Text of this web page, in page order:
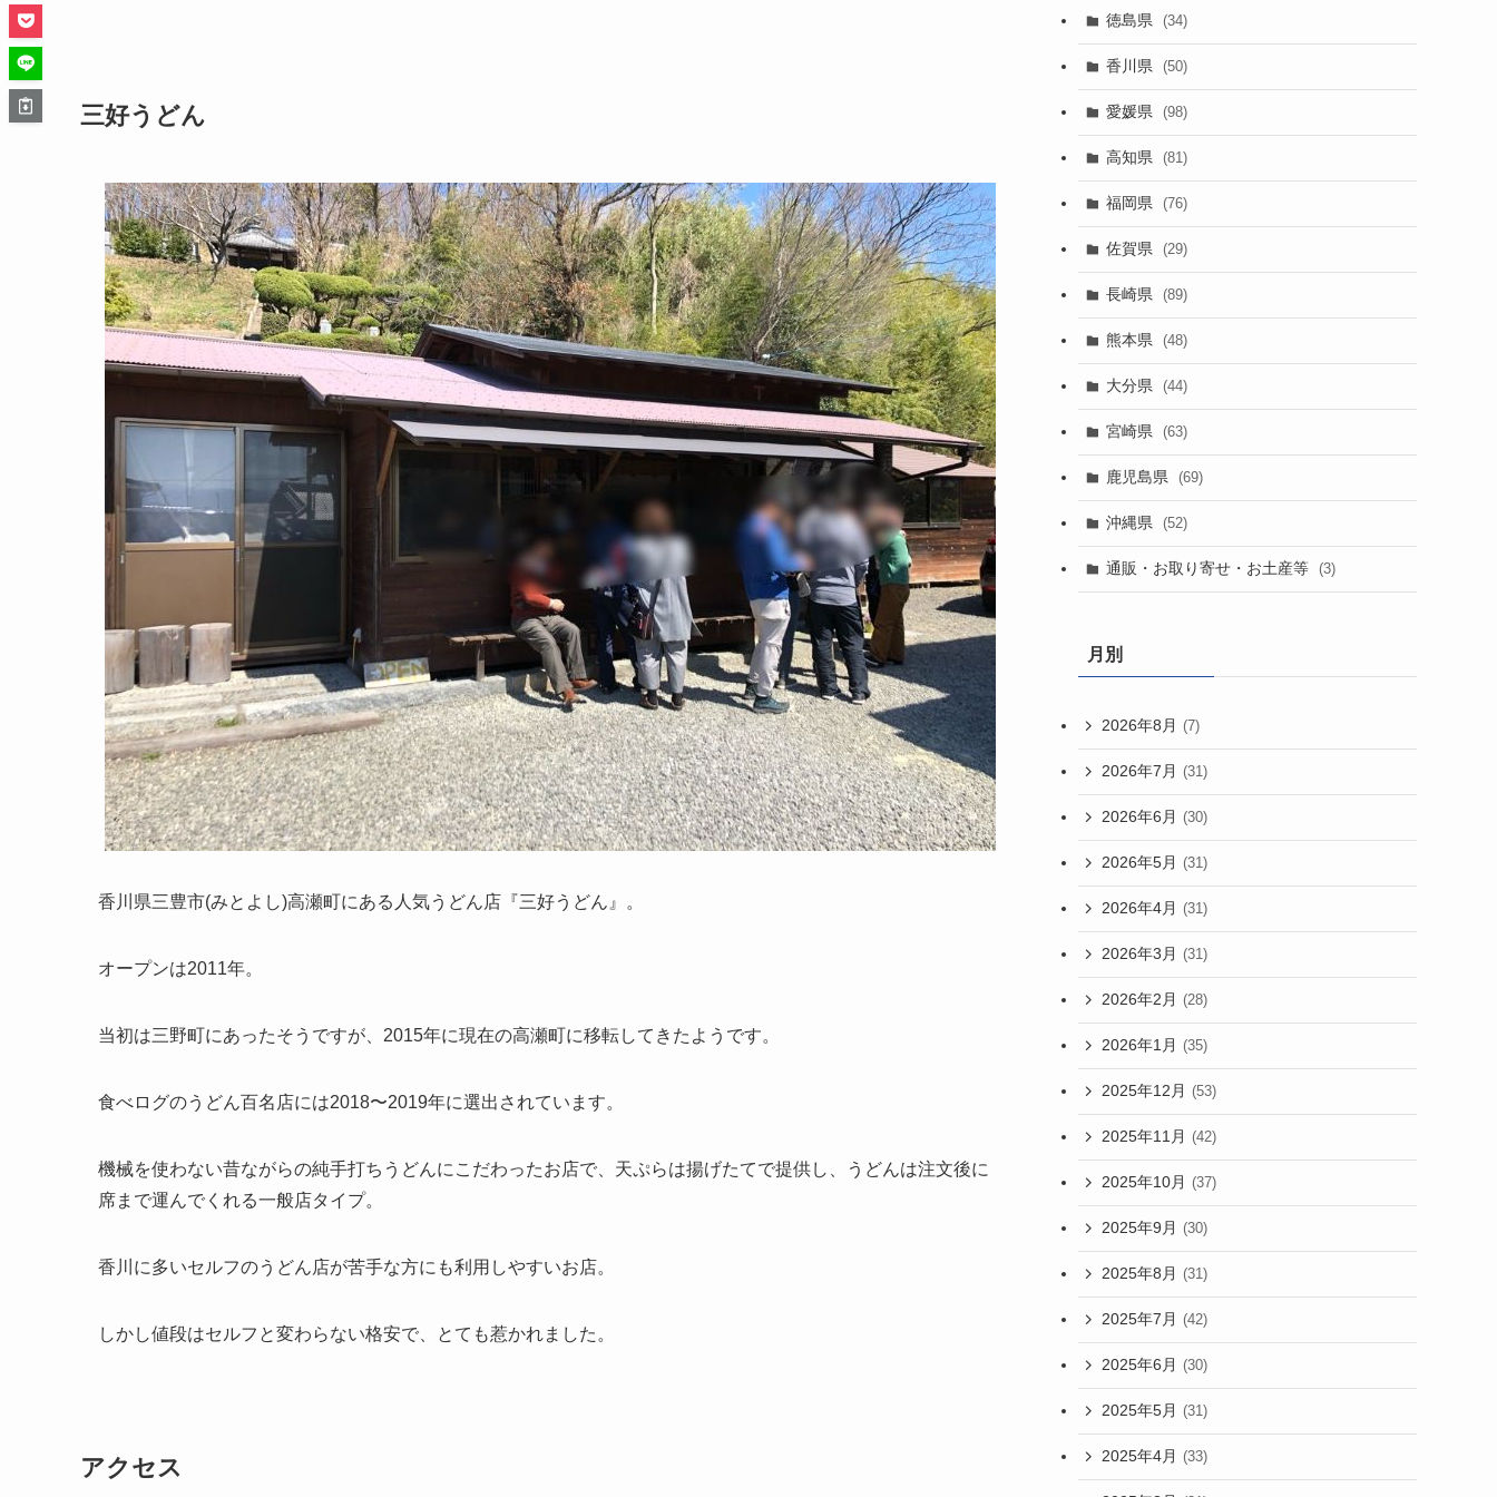
三好うどん
香川県三豊市(みとよし)高瀬町にある人気うどん店『三好うどん』。
オープンは2011年。
当初は三野町にあったそうですが、2015年に現在の高瀬町に移転してきたようです。
食べログのうどん百名店には2018〜2019年に選出されています。
機械を使わない昔ながらの純手打ちうどんにこだわったお店で、天ぷらは揚げたてで提供し、うどんは注文後に
席まで運んでくれる一般店タイプ。
香川に多いセルフのうどん店が苦手な方にも利用しやすいお店。
しかし値段はセルフと変わらない格安で、とても惹かれました。
アクセス
徳島県 (34)
香川県 (50)
愛媛県 (98)
高知県 (81)
福岡県 (76)
佐賀県 (29)
長崎県 (89)
熊本県 (48)
大分県 (44)
宮崎県 (63)
鹿児島県 (69)
沖縄県 (52)
通販・お取り寄せ・お土産等 (3)
月別
2026年8月 (7)
2026年7月 (31)
2026年6月 (30)
2026年5月 (31)
2026年4月 (31)
2026年3月 (31)
2026年2月 (28)
2026年1月 (35)
2025年12月 (53)
2025年11月 (42)
2025年10月 (37)
2025年9月 (30)
2025年8月 (31)
2025年7月 (42)
2025年6月 (30)
2025年5月 (31)
2025年4月 (33)